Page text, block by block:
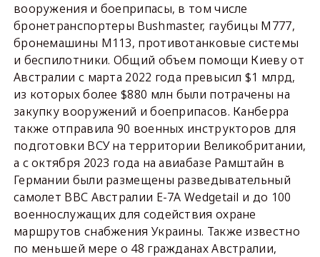
вооружения и боеприпасы, в том числе
бронетранспортеры Bushmaster, гаубицы M777,
бронемашины M113, противотанковые системы
и беспилотники. Общий объем помощи Киеву от
Австралии с марта 2022 года превысил $1 млрд,
из которых более $880 млн были потрачены на
закупку вооружений и боеприпасов. Канберра
также отправила 90 военных инструкторов для
подготовки ВСУ на территории Великобритании,
а с октября 2023 года на авиабазе Рамштайн в
Германии были размещены разведывательный
самолет ВВС Австралии Е-7А Wedgetail и до 100
военнослужащих для содействия охране
маршрутов снабжения Украины. Также известно
по меньшей мере о 48 гражданах Австралии,